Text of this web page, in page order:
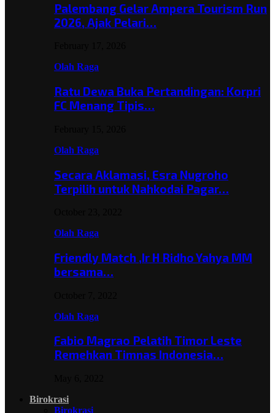
Palembang Gelar Ampera Tourism Run
2026, Ajak Pelari…
Olah Raga
Ratu Dewa Buka Pertandingan: Korpri
FC Menang Tipis…
Olah Raga
Secara Aklamasi, Esra Nugroho
Terpilih untuk Nahkodai Pagar…
Olah Raga
Friendly Match ,Ir H Ridho Yahya MM
bersama…
Olah Raga
Fabio Magrao Pelatih Timor Leste
Remehkan Timnas Indonesia…
Birokrasi
Birokrasi